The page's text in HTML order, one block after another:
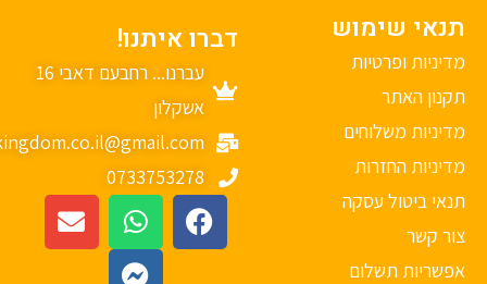
שימוש
ופרטיות
האתר
משלוחים
החזרות
ביטול עסקה
קשר
תשלום
דברו איתנו!
עברנו... רחבעם דאבי 16
אשקלון
mykingdom.co.il@gmail.com
0733753278